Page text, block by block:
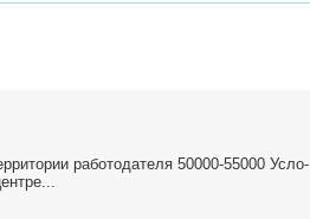
ра­бо­то­да­те­ля 50000-55000 Усло­